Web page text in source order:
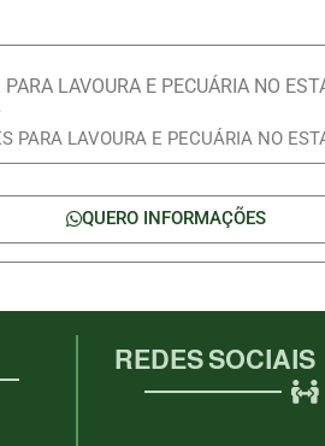
LAVOURA E PECUÁRIA NO
QUERO INFORMAÇÕES
REDES SOCIAIS